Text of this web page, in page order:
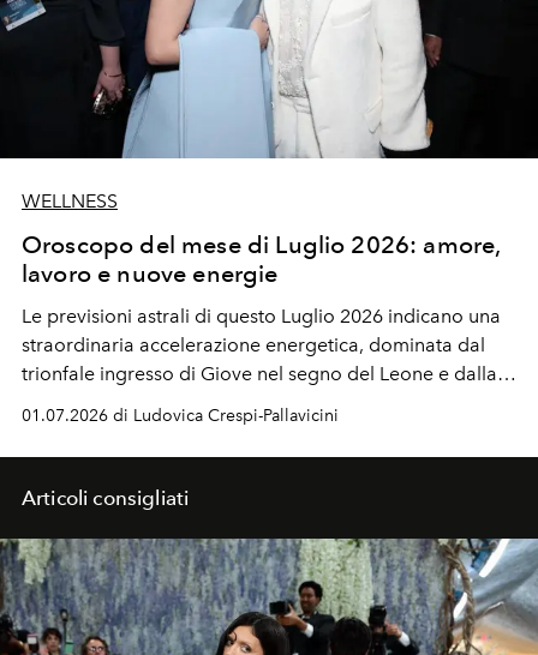
WELLNESS
Oroscopo del mese di Luglio 2026: amore,
lavoro e nuove energie
Le previsioni astrali di questo Luglio 2026 indicano una
straordinaria accelerazione energetica, dominata dal
trionfale ingresso di Giove nel segno del Leone e dalla
potente Luna Piena in Capricorno che scuote le
fondamenta dei nostri progetti più ambiziosi.
01.07.2026 di Ludovica Crespi-Pallavicini
Articoli consigliati